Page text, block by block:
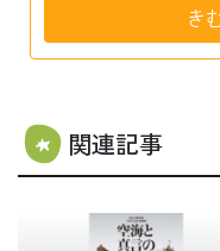
き
関連記事